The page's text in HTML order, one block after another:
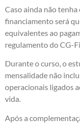
Caso ainda não
financiamento será
equivalentes ao
regulamento do CG-
Durante o curso, o
mensalidade não
operacionais ligados
vida.
Após a